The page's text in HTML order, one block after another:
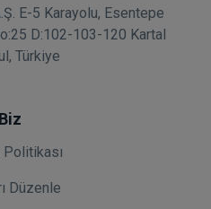
E-5 Karayolu, Esentepe
D:102-103-120 Kartal
Türkiye
Biz
Düzenle